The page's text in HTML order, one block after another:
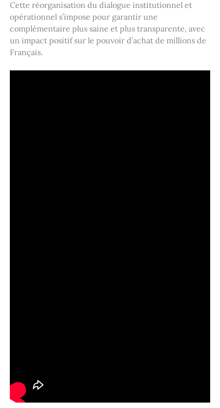
Cette réorganisation du dialogue institutionnel et
opérationnel s’impose pour garantir une
complémentaire plus saine et plus transparente, avec
un impact positif sur le pouvoir d’achat de millions de
Français.